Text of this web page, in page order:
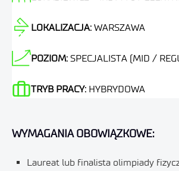
LOKALIZACJA: WARSZAWA
POZIOM: SPECJALISTA (MID /
TRYB PRACY: HYBRYDOWA
WYMAGANIA OBOWIĄZKOWE:
Laureat lub finalista olimpiady